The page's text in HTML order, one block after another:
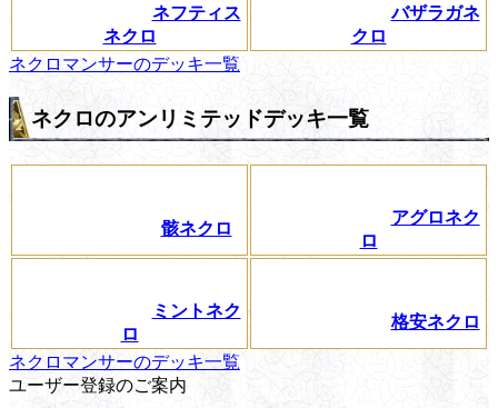
ネフティス
ネクロ
バザラガネ
クロ
ネクロマンサーのデッキ一覧
ネクロのアンリミテッドデッキ一覧
骸ネクロ
アグロネク
ロ
ミントネク
ロ
格安ネクロ
ネクロマンサーのデッキ一覧
ユーザー登録のご案内